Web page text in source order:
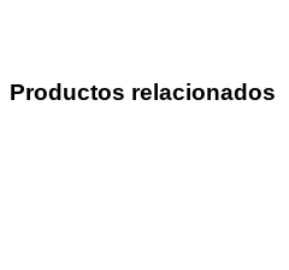
Productos relacionados